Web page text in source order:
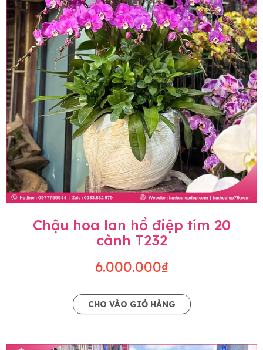
Chậu hoa lan hồ điệp tím 20
cành T232
6.000.000₫
CHO VÀO GIỎ HÀNG